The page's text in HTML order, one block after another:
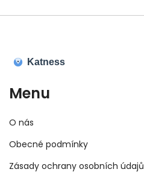
Menu
O nás
Obecné podmínky
Zásady ochrany osobních údajů